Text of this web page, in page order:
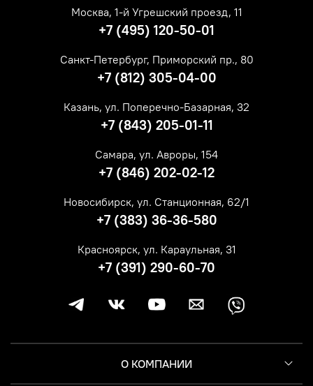
О КОМПАНИИ
Москва, 1-й Угрешский проезд, 11
+7 (495) 120-50-01
Санкт-Петербург, Приморский пр., 80
+7 (812) 305-04-00
Казань, ул. Поперечно-Базарная, 32
+7 (843) 205-01-11
Самара, ул. Авроры, 154
+7 (846) 202-02-12
Новосибирск, ул. Станционная, 62/1
+7 (383) 36-36-580
Красноярск, ул. Караульная, 31
+7 (391) 290-60-70